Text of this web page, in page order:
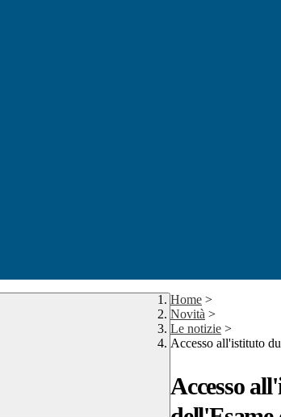
Home >
Novità >
Le notizie >
Accesso all'istituto
Accesso